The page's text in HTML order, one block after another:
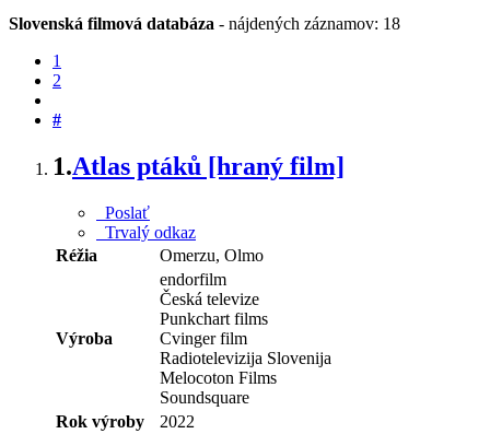
Slovenská filmová databáza - nájdených záznamov: 18
1
2
#
1.Atlas ptáků [hraný film]
Poslať
Trvalý odkaz
Réžia
Omerzu, Olmo
Výroba
endorfilm
Česká televize
Punkchart films
Cvinger film
Radiotelevizija Slovenija
Melocoton Films
Soundsquare
Rok výroby
2022